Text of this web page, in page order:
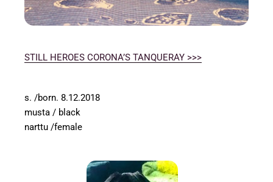
STILL HEROES CORONA’S TANQUERAY >>>
s. /born. 8.12.2018
musta / black
narttu /female